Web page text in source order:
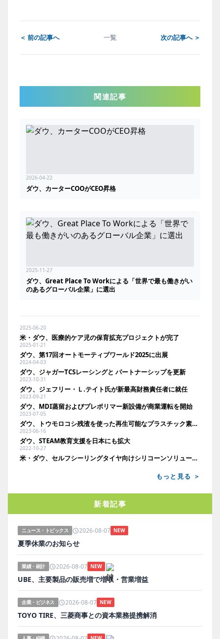
＜ 前の記事へ 一覧 次の記事へ ＞
関連記事
2026-04-22
ダウ、カーターCOOがCEO昇格
2025-11-27
ダウ、Great Place To Workによる「世界で最も働きがい
のあるグローバル企業」に選出
2025-06-20
米・ダウ、医療的ケア児の保育拡充プロジェクトが完了
2025-01-21
ダウ、第17回オートモーティブワールド2025に出展
2024-04-03
ダウ、ジャガーTCSレーシングと パートナーシップを更新
2023-10-31
ダウ、ジェフリー・Ｌ.テイト氏が新最高財務責任者に就任
2023-09-21
ダウ、MDI蒸留およびプレポリマー新設備が商業運転を開始
2023-07-05
ダウ、トウモロコシ残渣を使った再生可能なプラスチック素材の開発で提携
2023-06-16
ダウ、STEAM教育支援を日本にも拡大
2022-10-27
米・ダウ、セルフシーリングタイヤ向けシリコーンソリューションを発表
もっと見る ＞
新着記事
ニュース・トピックス 2026-08-07 NEW
夏季休業のお知らせ
業績・統計 2026-08-07 NEW
UBE、主要製品の販売増で増収・営業増益
企業・ビジネス 2026-08-07 NEW
TOYO TIRE、三菱商事との資本業務提携解消